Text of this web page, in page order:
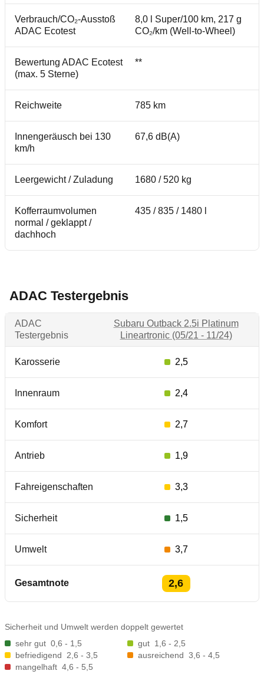
Verbrauch/CO₂-Ausstoß
ADAC Ecotest
8,0 l Super/100 km, 217 g
CO₂/km (Well-to-Wheel)
Bewertung ADAC Ecotest
(max. 5 Sterne)
**
Reichweite 785 km
Innengeräusch bei 130
km/h
67,6 dB(A)
Leergewicht / Zuladung 1680 / 520 kg
Kofferraumvolumen
normal / geklappt /
dachhoch
435 / 835 / 1480 l
ADAC Testergebnis
ADAC
Testergebnis
Subaru Outback 2.5i Platinum
Lineartronic (05/21 - 11/24)
Karosserie 2,5
Innenraum 2,4
Komfort 2,7
Antrieb 1,9
Fahreigenschaften 3,3
Sicherheit 1,5
Umwelt 3,7
Gesamtnote 2,6
Sicherheit und Umwelt werden doppelt gewertet
sehr gut 0,6 - 1,5 gut 1,6 - 2,5
befriedigend
2,6 - 3,5 ausreichend 3,6 - 4,5
mangelhaft 4,6 - 5,5